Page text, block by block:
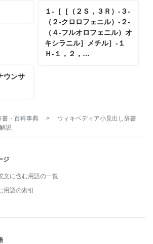
１‐［［（２Ｓ，３Ｒ）‐３‐
（２‐クロロフェニル）‐２‐
（４‐フルオロフェニル）オ
キシラニル］メチル］‐１
Ｈ‐１，２，…
ウンサ
書・百科事典 >
ウィキペディア小見出し辞書
説
ジ
文に含む用語の一覧
用語の索引